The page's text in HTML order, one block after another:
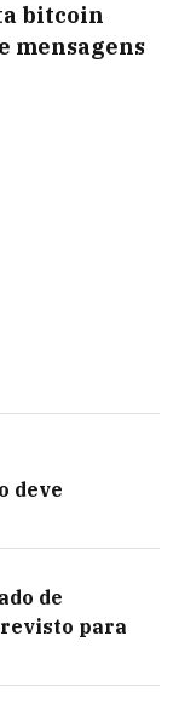
bitcoin
mensagens
deve
de
para